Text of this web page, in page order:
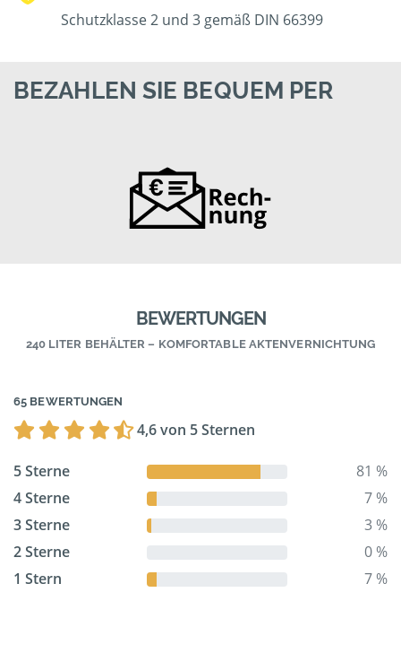
Schutzklasse 2 und 3 gemäß DIN 66399
BEZAHLEN SIE BEQUEM PER
BEWERTUNGEN
240 LITER BEHÄLTER – KOMFORTABLE AKTENVERNICHTUNG
65 BEWERTUNGEN
4,6 von 5 Sternen
5 Sterne
81 %
4 Sterne
7 %
3 Sterne
3 %
2 Sterne
0 %
1 Stern
7 %